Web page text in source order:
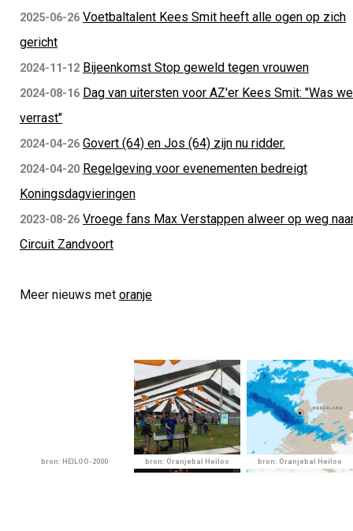
2025-06-26 Voetbaltalent Kees Smit heeft alle ogen op zich
gericht
2024-11-12 Bijeenkomst Stop geweld tegen vrouwen
2024-08-16 Dag van uitersten voor AZ'er Kees Smit: "Was
verrast"
2024-04-26 Govert (64) en Jos (64) zijn nu ridder.
2024-04-20 Regelgeving voor evenementen bedreigt
Koningsdagvieringen
2023-08-26 Vroege fans Max Verstappen alweer op weg
Circuit Zandvoort
Meer nieuws met oranje
bron: HEILOO-2000 bron: Oranjebal Heiloo bron: Oranjebal Heiloo